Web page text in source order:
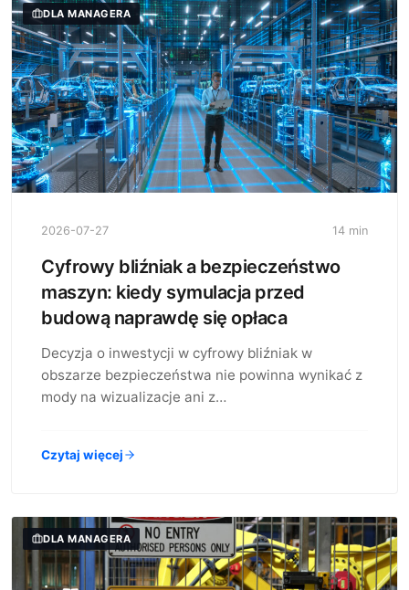
DLA MANAGERA
2026-07-27 14 min
Cyfrowy bliźniak a bezpieczeństwo
maszyn: kiedy symulacja przed
budową naprawdę się opłaca
Decyzja o inwestycji w cyfrowy bliźniak w
obszarze bezpieczeństwa nie powinna wynikać z
mody na wizualizacje ani z…
Czytaj więcej
DLA MANAGERA